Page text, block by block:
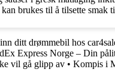
kan brukes til å tilsette
ditt drømmebil hos
Express Norge – Din
vil gå glipp av • Kompis i